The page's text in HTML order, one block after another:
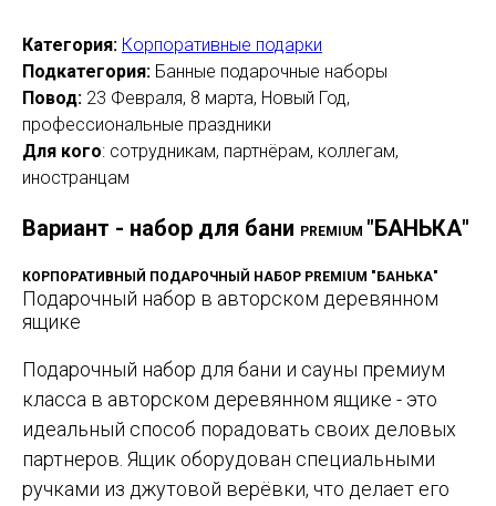
Категория: Корпоративные подарки
Подкатегория: Банные подарочные наборы
Повод: 23 Февраля, 8 марта, Новый Год,
профессиональные праздники
Для кого: сотрудникам, партнёрам, коллегам,
иностранцам
Вариант - набор для бани PREMIUM "БАНЬКА"
КОРПОРАТИВНЫЙ ПОДАРОЧНЫЙ НАБОР PREMIUM "БАНЬКА"
Подарочный набор в авторском деревянном
ящике
Подарочный набор для бани и сауны премиум
класса в авторском деревянном ящике - это
идеальный способ порадовать своих деловых
партнеров. Ящик оборудован специальными
ручками из джутовой верёвки, что делает его